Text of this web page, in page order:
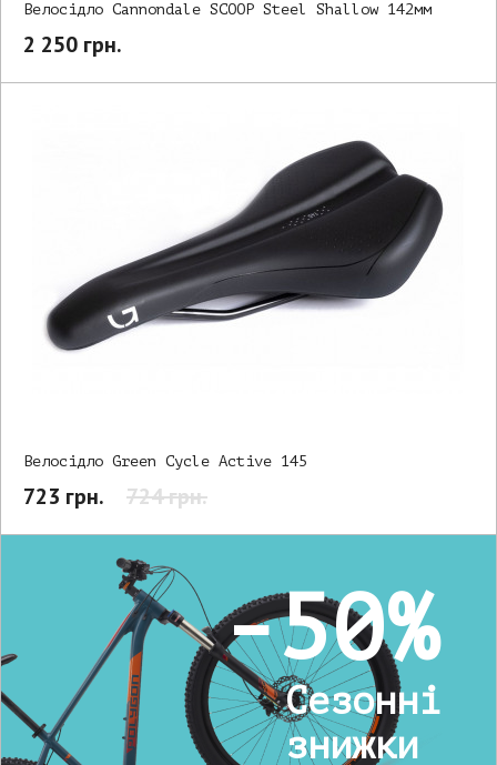
Велосідло Cannondale SCOOP Steel Shallow 142мм
2 250 грн.
Велосідло Green Cycle Active 145
723 грн. 724 грн.
-50%
Сезонні
знижки